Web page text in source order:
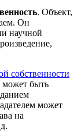
. Объект,
Он
научной
собственности
может быть
может
на